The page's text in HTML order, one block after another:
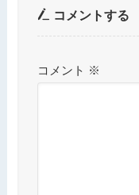
コメントする
コメント ※